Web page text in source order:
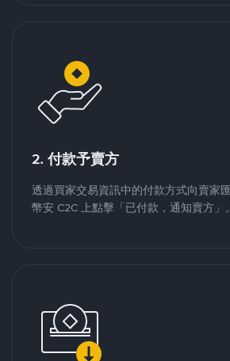
2. 付款予賣方
透過買家交易資訊中的付款方式向賣家
幣安 C2C 上點擊「已付款，通知賣方」。